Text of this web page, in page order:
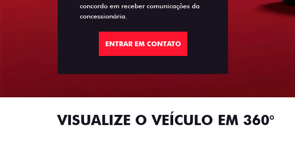
concordo em receber comunicações da
concessionária.
ENTRAR EM CONTATO
VISUALIZE O VEÍCULO EM 360°